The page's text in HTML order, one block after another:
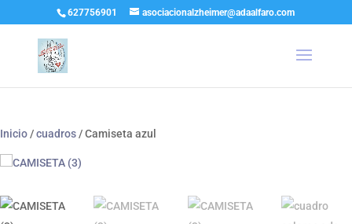
627756901 asociacionalzheimer@adaalfaro.com
Inicio /cuadros / Camiseta azul